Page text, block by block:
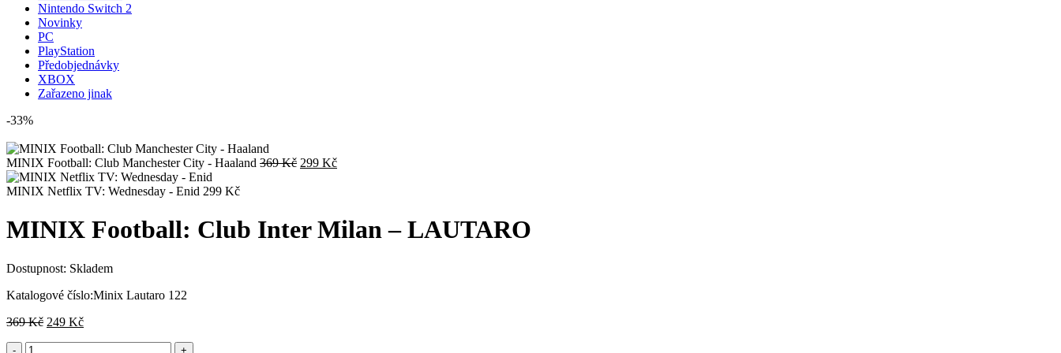
Nintendo Switch 2
Novinky
PC
PlayStation
Předobjednávky
XBOX
Zařazeno jinak
-33%
MINIX Football: Club Manchester City - Haaland 369Kč Původní
299 KčAktuální
MINIX Netflix TV: Wednesday - Enid 299 Kč
MINIX Football: Club Inter Milan – LAUTARO
Dostupnost: Skladem
Katalogové číslo:Minix Lautaro 122
369Kč Původní
249 KčAktuální